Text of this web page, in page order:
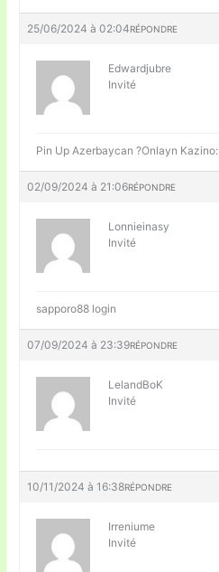
25/06/2024 à 02:04RÉPONDRE
Edwardjubre
Invité
Pin Up Azerbaycan ?Onlayn Kazino:
02/09/2024 à 21:06RÉPONDRE
Lonnieinasy
Invité
sapporo88 login
07/09/2024 à 23:39RÉPONDRE
LelandBoK
Invité
10/11/2024 à 16:38RÉPONDRE
Irreniume
Invité